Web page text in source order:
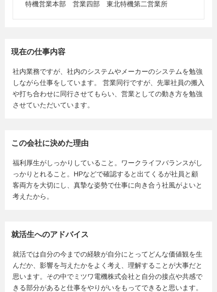
特機営業本部 営業四部 東北特機第二営業所
現在の仕事内容
社内業務ですが、社内のシステムやメーカーのシステムを勉強
しながら仕事をしています。 営業同行ですが、先輩社員の搬入
や打ち合わせに同行させてもらい、営業としての動き方を勉強
させていただいています。
この会社に決めた理由
福利厚生がしっかりしていること。ワークライフバランスがし
っかりとれること。HPなどで確認すると出てくるが社員と顧
客両方を大切にし、真摯な姿勢で仕事に向き合う社風がよいと
考えたから。
就活生へのアドバイス
就活では自分の今までの経験が自分にとってどんな価値観を生
んだか、影響を与えたかをよく考え、理解することが大事だと
思います。その中でミツワ電機株式会社と自分の接点や共感で
きる部分があると仕事をやりがいをもってできると思います。